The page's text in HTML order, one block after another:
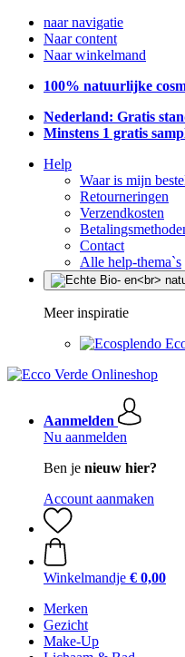
naar navigatie
Naar content
Naar winkelmand
100% natuurlijke
Nederland: Gratis
Minstens 1 gratis
Help
Waar is mijn
Retourneringen
Verzendkosten
Contact
Alle help-thema`s
Meer inspiratie
Aanmelden
Nu aanmelden
Ben je nieuw hier?
Account aanmaken
Winkelmandje € 0,00
Merken
Gezicht
Make-Up